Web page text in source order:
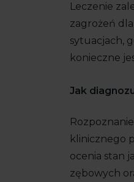
Leczenie
zagrożeń
sytuacjach,
konieczne
Jak
klinicznego
ocenia stan
zębowych